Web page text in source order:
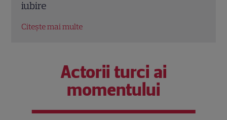
Actorii turci ai
momentului